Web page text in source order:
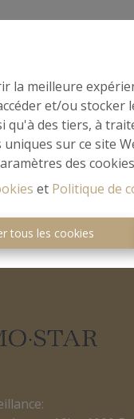
la meilleure
et/ou stocker
qu'à des tiers, à
sur ce site
des
et Politique de
tous les cookies